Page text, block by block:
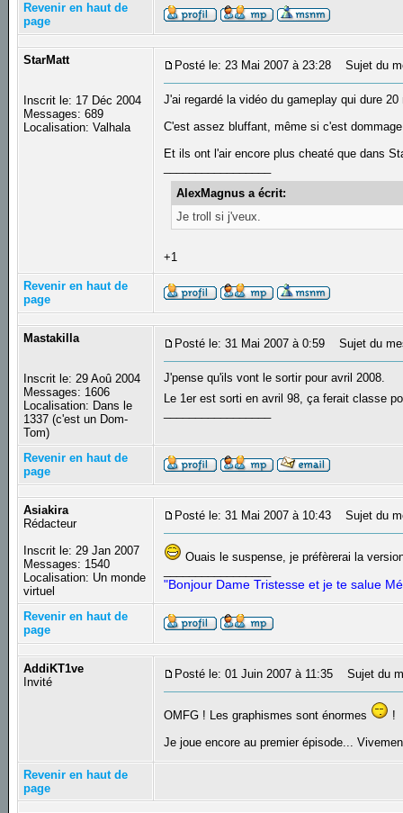
Revenir en haut de
page
StarMatt
Inscrit le: 17 Déc 2004
Messages: 689
Localisation: Valhala
Posté le: 23 Mai 2007 à 23:28 Sujet du
J'ai regardé la vidéo du gameplay qui dure
C'est assez bluffant, même si c'est
Et ils ont l'air encore plus cheaté que dans
AlexMagnus a écrit:
Je troll si j'veux.
+1
Revenir en haut de
page
Mastakilla
Inscrit le: 29 Aoû 2004
Messages: 1606
Localisation: Dans le
1337 (c'est un Dom-
Tom)
Posté le: 31 Mai 2007 à 0:59 Sujet du
J'pense qu'ils vont le sortir pour avril 2008.
Le 1er est sorti en avril 98, ça ferait classe
Revenir en haut de
page
Asiakira
Rédacteur
Inscrit le: 29 Jan 2007
Messages: 1540
Localisation: Un monde
virtuel
Posté le: 31 Mai 2007 à 10:43 Sujet du
Ouais le suspense, je préfèrerai la
"Bonjour Dame Tristesse et je te salue
Revenir en haut de
page
AddiKT1ve
Invité
Posté le: 01 Juin 2007 à 11:35 Sujet du
OMFG ! Les graphismes sont énormes
!
Je joue encore au premier épisode...
Revenir en haut de
page